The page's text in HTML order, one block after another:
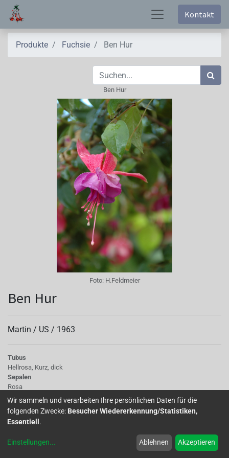
Kontakt
Produkte Fuchsie Ben Hur
Ben Hur
Foto: H.Feldmeier
Ben Hur
Martin / US / 1963
Tubus
Hellrosa, Kurz, dick
Sepalen
Rosa
Korolle/Petalen
hellviolettblau
Knospe/Blüte
große Blüte
Ich habe sie damals in der früheren Gärtnerei Einsiedler in
Wir sammeln und verarbeiten Ihre persönlichen Daten für die
folgenden Zwecke: Besucher Wiedererkennung/Statistiken,
Essentiell .
Einstellungen... Ablehnen Akzeptieren